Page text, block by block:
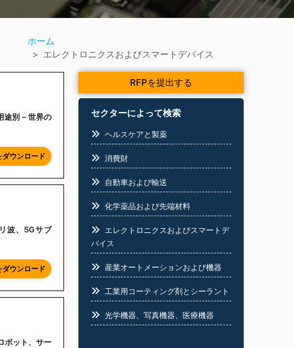
ホーム
エレクトロニクスおよびスマートデバイス
途別 – 世界の
ウンロード
波、5Gサブ
ウンロード
ボット、サー
RFPを提出する
セクターによって検索
ヘルスケアと製薬
消費財
自動車および輸送
化学薬品および先端材料
エレクトロニクスおよびスマートデ
バイス
産業オートメーションおよび機器
工業用コーティング剤とシーラント
光学機器、写真機器、医療機器